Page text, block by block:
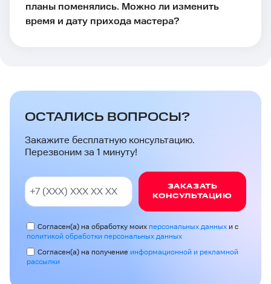
планы поменялись. Можно ли изменить
время и дату прихода мастера?
ОСТАЛИСЬ ВОПРОСЫ?
Закажите бесплатную консультацию.
Перезвоним за 1 минуту!
ЗАКАЗАТЬ
КОНСУЛЬТАЦИЮ
Согласен(а) на обработку моих персональных данных и с
политикой обработки персональных данных
Согласен(а) на получение информационной и рекламной
рассылки